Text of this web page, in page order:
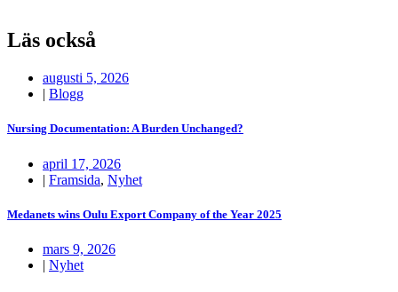
Läs också
augusti 5, 2026
| Blogg
Nursing Documentation: A Burden Unchanged?
april 17, 2026
| Framsida, Nyhet
Medanets wins Oulu Export Company of the Year 2025
mars 9, 2026
| Nyhet